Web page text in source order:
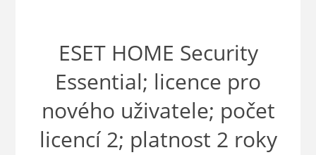
ESET HOME Security
Essential; licence pro
nového uživatele; počet
licencí 2; platnost 2 roky